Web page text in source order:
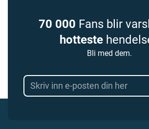
70 000 Fans blir
hotteste
Bli med dem.